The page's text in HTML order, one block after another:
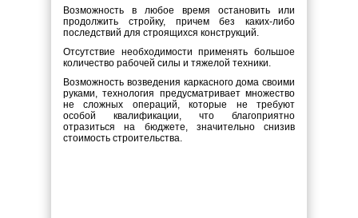
Возможность в любое время остановить или
продолжить стройку, причем без каких-либо
последствий для строящихся конструкций.
Отсутствие необходимости применять большое
количество рабочей силы и тяжелой техники.
Возможность возведения каркасного дома своими
руками, технология предусматривает множество
не сложных операций, которые не требуют
особой квалификации, что благоприятно
отразиться на бюджете, значительно снизив
стоимость строительства.